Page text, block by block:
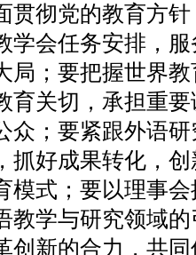
贯彻党的教育方
学会任务安排，
局；要把握世界
育关切，承担重
众；要紧跟外语
抓好成果转化，
模式；要以理事
教学与研究领域
创新的合力，共